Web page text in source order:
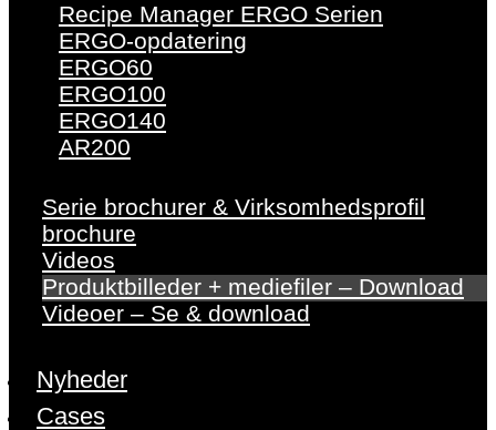
Recipe Manager ERGO Serien
ERGO-opdatering
ERGO60
ERGO100
ERGO140
AR200
Serie brochurer & Virksomhedsprofil
brochure
Videos
Produktbilleder + mediefiler – Download
Videoer – Se & download
Nyheder
Cases